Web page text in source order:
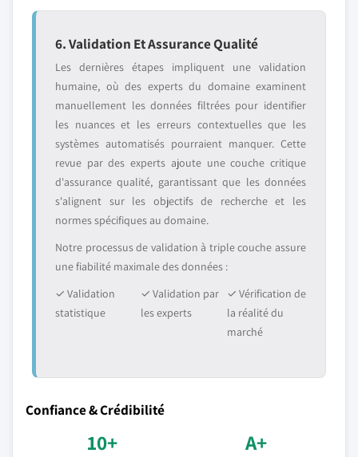
6. Validation Et Assurance Qualité
Les dernières étapes impliquent une validation
humaine, où des experts du domaine examinent
manuellement les données filtrées pour identifier
les nuances et les erreurs contextuelles que les
systèmes automatisés pourraient manquer. Cette
revue par des experts ajoute une couche critique
d'assurance qualité, garantissant que les données
s'alignent sur les objectifs de recherche et les
normes spécifiques au domaine.
Notre processus de validation à triple couche assure
une fiabilité maximale des données :
✓ Validation
statistique
✓ Validation par
les experts
✓ Vérification de
la réalité du
marché
Confiance & Crédibilité
10+ A+